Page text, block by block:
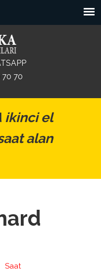
70 70
ikinci el
alan
Saat